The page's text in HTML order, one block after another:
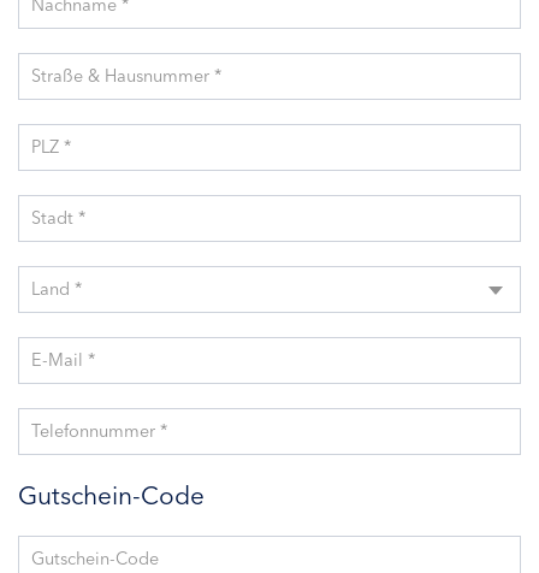
Nachname *
Straße & Hausnummer *
PLZ *
Stadt *
Land *
E-Mail *
Telefonnummer *
Gutschein-Code
Gutschein-Code